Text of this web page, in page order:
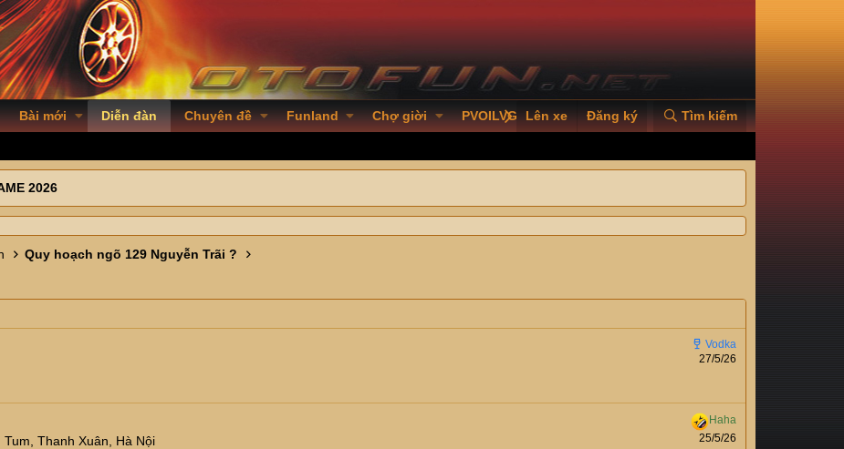
Bài mới Diễn đàn Chuyên đề Funland Chợ giời PVOILVGC2026
Lên xe Đăng ký Tìm kiếm
2026
Quy hoạch ngõ 129 Nguyễn Trãi ?
27/5/26
25/5/26
Thanh Xuân, Hà Nội